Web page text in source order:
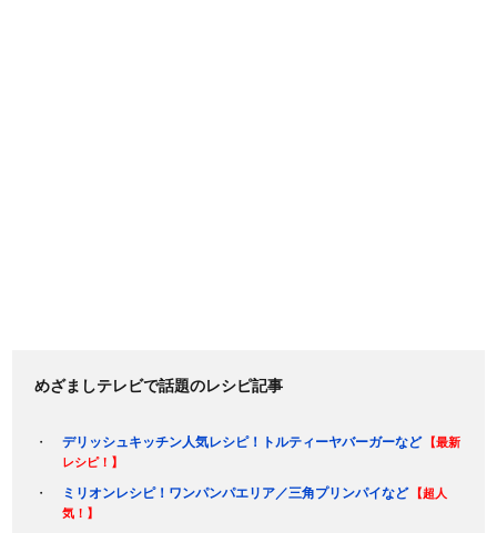
めざましテレビで話題のレシピ記事
デリッシュキッチン人気レシピ！トルティーヤバーガーなど
【最新
レシピ！】
ミリオンレシピ！ワンパンパエリア／三角プリンパイなど
【超人
気！】